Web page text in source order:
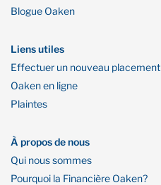
Blogue Oaken
Liens utiles
Effectuer un nouveau placement
Oaken en ligne
Plaintes
À propos de nous
Qui nous sommes
Pourquoi la Financière Oaken?